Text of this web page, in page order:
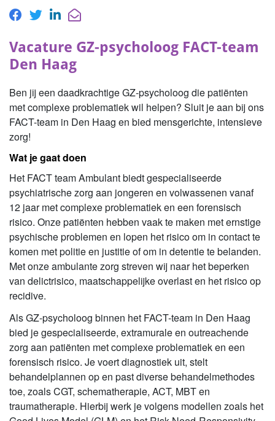
Vacature GZ-psycholoog FACT-team
Den Haag
Ben jij een daadkrachtige GZ-psycholoog die patiënten
met complexe problematiek wil helpen? Sluit je aan bij ons
FACT-team in Den Haag en bied mensgerichte, intensieve
zorg!
Wat je gaat doen
Het FACT team Ambulant biedt gespecialiseerde
psychiatrische zorg aan jongeren en volwassenen vanaf
12 jaar met complexe problematiek en een forensisch
risico. Onze patiënten hebben vaak te maken met ernstige
psychische problemen en lopen het risico om in contact te
komen met politie en justitie of om in detentie te belanden.
Met onze ambulante zorg streven wij naar het beperken
van delictrisico, maatschappelijke overlast en het risico op
recidive.
Als GZ-psycholoog binnen het FACT-team in Den Haag
bied je gespecialiseerde, extramurale en outreachende
zorg aan patiënten met complexe problematiek en een
forensisch risico. Je voert diagnostiek uit, stelt
behandelplannen op en past diverse behandelmethodes
toe, zoals CGT, schematherapie, ACT, MBT en
traumatherapie. Hierbij werk je volgens modellen zoals het